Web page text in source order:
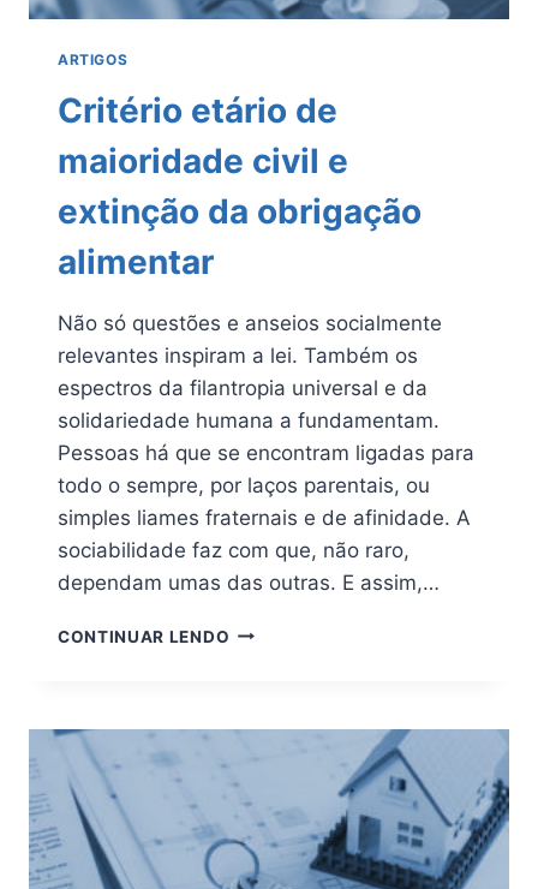
ARTIGOS
Critério etário de
maioridade civil e
extinção da obrigação
alimentar
Não só questões e anseios socialmente
relevantes inspiram a lei. Também os
espectros da filantropia universal e da
solidariedade humana a fundamentam.
Pessoas há que se encontram ligadas para
todo o sempre, por laços parentais, ou
simples liames fraternais e de afinidade. A
sociabilidade faz com que, não raro,
dependam umas das outras. E assim,…
CONTINUAR LENDO CRITÉRIO
CIVIL
EXTINÇÃO
DA
OBRIGAÇÃO
ALIMENTAR